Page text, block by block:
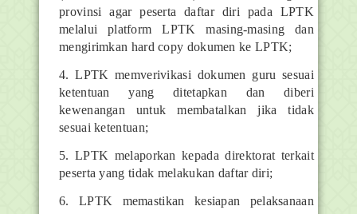
provinsi agar peserta daftar diri pada LPTK
melalui platform LPTK masing-masing dan
mengirimkan hard copy dokumen ke LPTK;
4. LPTK memverivikasi dokumen guru sesuai
ketentuan yang ditetapkan dan diberi
kewenangan untuk membatalkan jika tidak
sesuai ketentuan;
5. LPTK melaporkan kepada direktorat terkait
peserta yang tidak melakukan daftar diri;
6. LPTK memastikan kesiapan pelaksanaan